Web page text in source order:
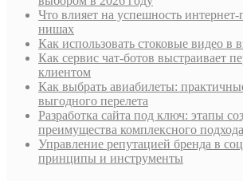
Что влияет на успешность
нишах
Как использовать стоковые видео в
Как сервис чат-ботов выстраивает
клиентом
Как выбрать авиабилеты:
выгодного перелета
Разработка сайта под ключ: этапы
преимущества комплексного подхода
Управление репутацией бренда в
принципы и инструменты